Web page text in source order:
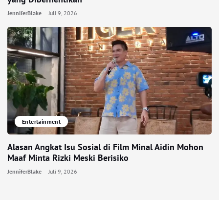
JenniferBlake Juli 9, 2026
Entertainment
Alasan Angkat Isu Sosial di Film Minal Aidin Mohon
Maaf Minta Rizki Meski Berisiko
JenniferBlake Juli 9, 2026